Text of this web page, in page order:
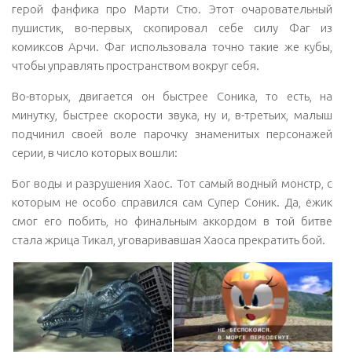
герой фанфика про Марти Стю. Этот очаровательный
пушистик, во-первых, скопировал себе силу Фаг из
комиксов Арчи. Фаг использовала точно такие же кубы,
чтобы управлять пространством вокруг себя.
Во-вторых, двигается он быстрее Соника, то есть, на
минутку, быстрее скорости звука, ну и, в-третьих, малыш
подчинил своей воле парочку знаменитых персонажей
серии, в число которых вошли:
Бог воды и разрушения Хаос. Тот самый водный монстр, с
которым не особо справился сам Супер Соник. Да, ёжик
смог его побить, но финальным аккордом в той битве
стала жрица Тикал, уговаривавшая Хаоса прекратить бой.